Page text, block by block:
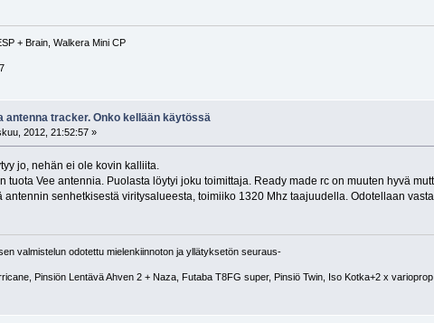
+ Brain, Walkera Mini CP
antenna tracker. Onko kellään käytössä
2012, 21:52:57 »
jo, nehän ei ole kovin kalliita.
tuota Vee antennia. Puolasta löytyi joku toimittaja. Ready made rc on muuten hyvä
senhetkisestä viritysalueesta, toimiiko 1320 Mhz taajuudella. Odotellaan
valmistelun odotettu mielenkiinnoton ja yllätyksetön seuraus-
Pinsiön Lentävä Ahven 2 + Naza, Futaba T8FG super, Pinsiö Twin, Iso Kotka+2 x varioprop